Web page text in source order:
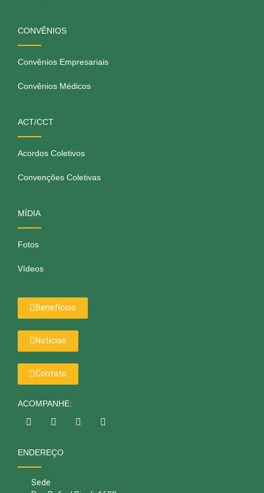
CONVÊNIOS
Convênios Empresariais
Convênios Médicos
ACT/CCT
Acordos Coletivos
Convenções Coletivas
MÍDIA
Fotos
Vídeos
Benefícios
Notícias
Contato
ACOMPANHE:
ENDEREÇO
Sede